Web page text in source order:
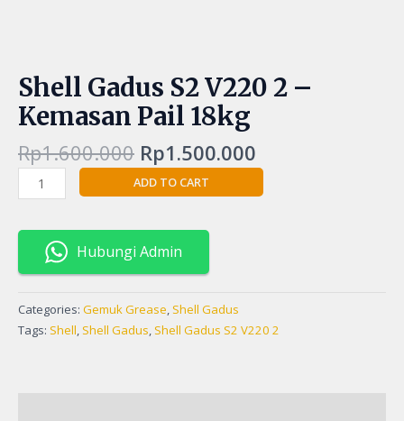
Shell Gadus S2 V220 2 –
Kemasan Pail 18kg
Rp1.600.000 Rp1.500.000
ADD TO CART
Hubungi Admin
Categories: Gemuk Grease, Shell Gadus
Tags: Shell, Shell Gadus, Shell Gadus S2 V220 2